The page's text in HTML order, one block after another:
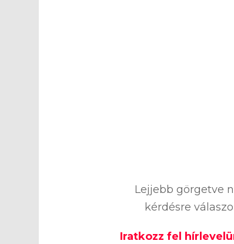
Lejjebb görgetve
kérdésre
Iratkozz fel